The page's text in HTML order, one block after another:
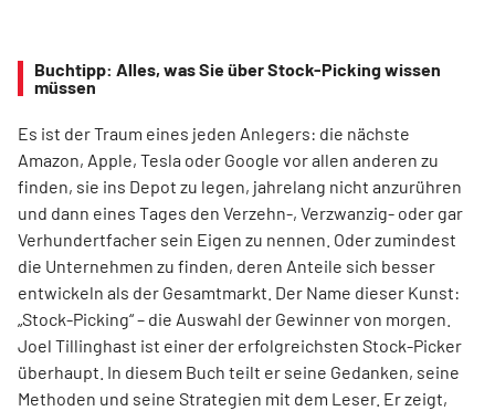
Buchtipp: Alles, was Sie über Stock-Picking wissen
müssen
Es ist der Traum eines jeden Anlegers: die nächste
Amazon, Apple, Tesla oder Google vor allen anderen zu
finden, sie ins Depot zu legen, jahrelang nicht anzurühren
und dann eines Tages den Verzehn-, Verzwanzig- oder gar
Verhundertfacher sein Eigen zu nennen. Oder zumindest
die Unternehmen zu finden, deren Anteile sich besser
entwickeln als der Gesamtmarkt. Der Name dieser Kunst:
„Stock-Picking“ – die Auswahl der Gewinner von morgen.
Joel Tillinghast ist einer der erfolgreichsten Stock-Picker
überhaupt. In diesem Buch teilt er seine Gedanken, seine
Methoden und seine Strategien mit dem Leser. Er zeigt,